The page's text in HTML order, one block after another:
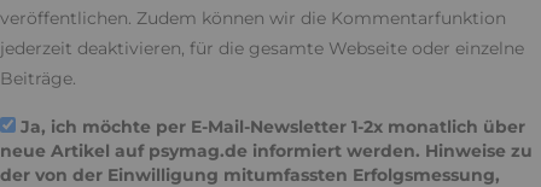
veröffentlichen. Zudem können wir die Kommentarfunktion
jederzeit deaktivieren, für die gesamte Webseite oder einzelne
Beiträge.
Ja, ich möchte per E-Mail-Newsletter 1-2x monatlich über
neue Artikel auf psymag.de informiert werden. Hinweise zu
der von der Einwilligung mitumfassten Erfolgsmessung,